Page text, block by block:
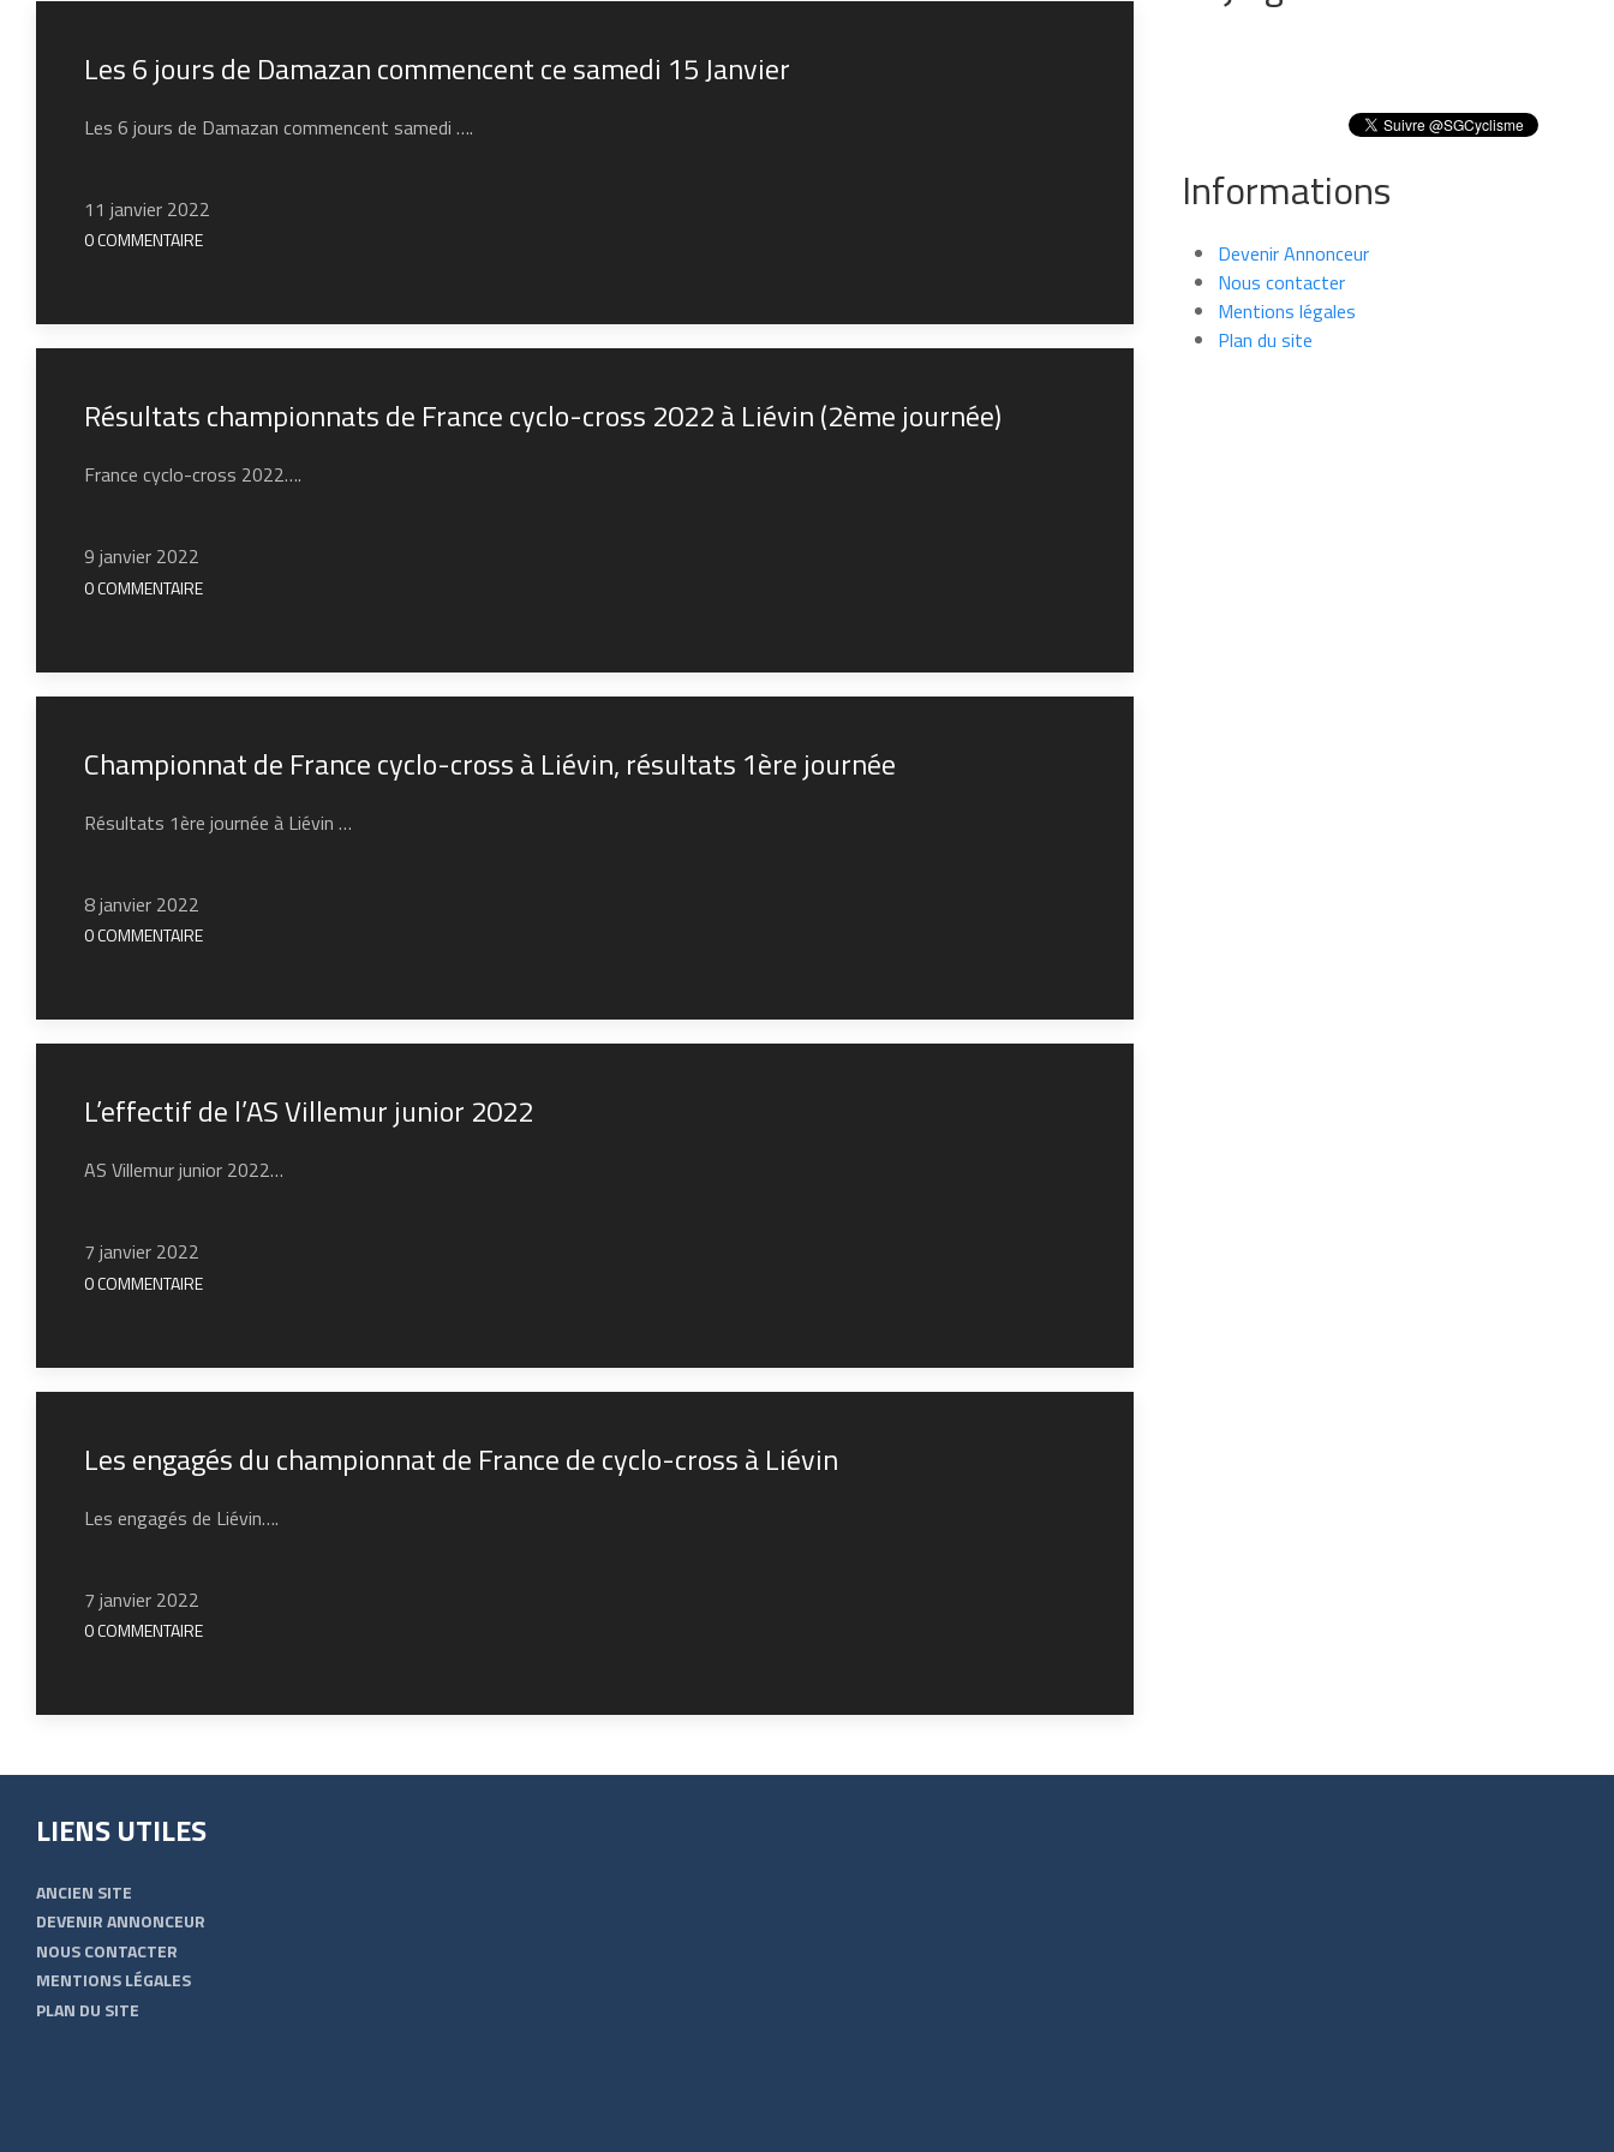
Les 6 jours de Damazan commencent ce samedi 15 Janvier
Les 6 jours de Damazan commencent samedi ….
11 janvier 2022
0 COMMENTAIRE
Résultats championnats de France cyclo-cross 2022 à Liévin (2ème journée)
France cyclo-cross 2022….
9 janvier 2022
0 COMMENTAIRE
Championnat de France cyclo-cross à Liévin, résultats 1ère journée
Résultats 1ère journée à Liévin …
8 janvier 2022
0 COMMENTAIRE
L’effectif de l’AS Villemur junior 2022
AS Villemur junior 2022…
7 janvier 2022
0 COMMENTAIRE
Les engagés du championnat de France de cyclo-cross à Liévin
Les engagés de Liévin….
7 janvier 2022
0 COMMENTAIRE
Informations
Devenir Annonceur
Nous contacter
Mentions légales
Plan du site
LIENS UTILES
ANCIEN SITE
DEVENIR ANNONCEUR
NOUS CONTACTER
MENTIONS LÉGALES
PLAN DU SITE